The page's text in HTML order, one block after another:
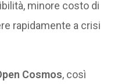
minore costo di
rapidamente a crisi
Cosmos, così